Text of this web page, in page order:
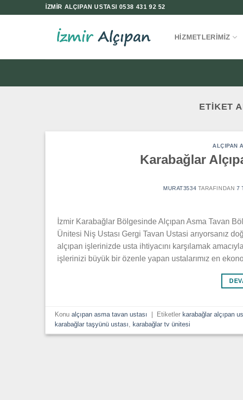
İZMİR ALÇIPAN USTASI 0538 431 92 52
HIZMETLERIMIZ
ETIKET
ALÇIPAN
Karabağlar
MURAT3534 TARAFINDAN 7
İzmir Karabağlar Bölgesinde Alçıpan Asma Tavan
Ünitesi Niş Ustası Gergi Tavan Ustasi arıyorsanız
alçıpan işlerinizde usta ihtiyacını karşılamak
işlerinizi büyük bir özenle yapan ustalarımız en
Konualçıpan asma tavan ustası Etiketler karabağlar alçıpan
karabağlar taşyünü ustası, karabağlar tv ünitesi